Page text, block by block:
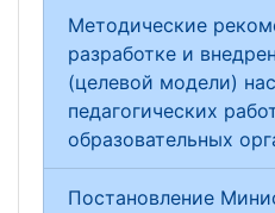
Методические
разработке и
(целевой модели)
педагогических
образовательных
Постановление